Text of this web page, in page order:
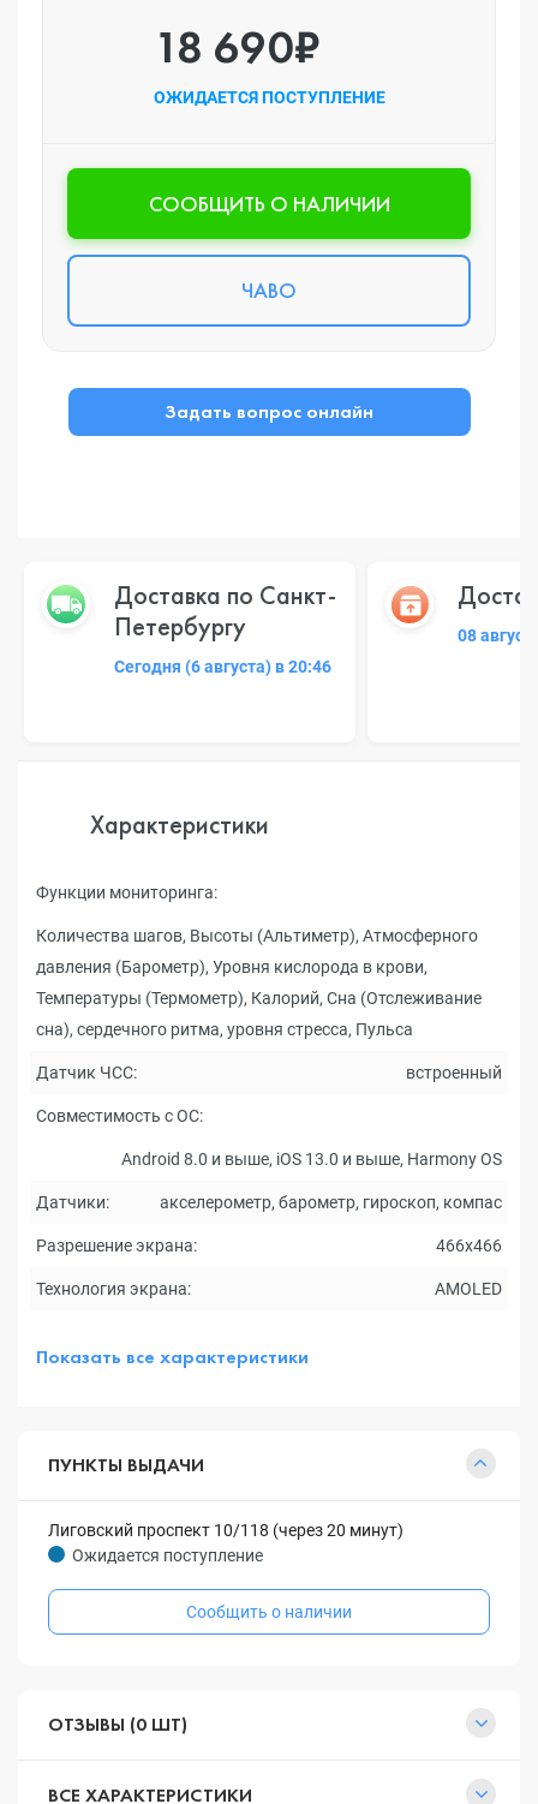
18 690₽
ОЖИДАЕТСЯ ПОСТУПЛЕНИЕ
CООБЩИТЬ О НАЛИЧИИ
ЧАВО
Задать вопрос онлайн
Доставка по Санкт-
Петербургу
Сегодня (6 августа) в 20:46
08
Характеристики
Функции мониторинга:
Количества шагов, Высоты (Альтиметр), Атмосферного
давления (Барометр), Уровня кислорода в крови,
Температуры (Термометр), Калорий, Сна (Отслеживание
сна), сердечного ритма, уровня стресса, Пульса
Датчик ЧСС: встроенный
Совместимость с ОС:
Android 8.0 и выше, iOS 13.0 и выше, Harmony OS
Датчики: акселерометр, барометр, гироскоп, компас
Разрешение экрана: 466x466
Технология экрана: AMOLED
Показать все характеристики
ПУНКТЫ ВЫДАЧИ
Лиговский проспект 10/118 (через 20 минут)
Ожидается поступление
Сообщить о наличии
ОТЗЫВЫ (0 ШТ)
ВСЕ ХАРАКТЕРИСТИКИ